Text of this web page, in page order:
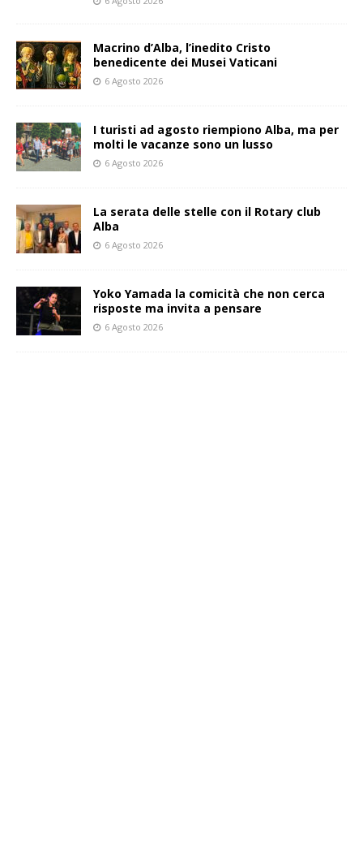
Macrino d’Alba, l’inedito Cristo
benedicente dei Musei Vaticani
6 Agosto 2026
I turisti ad agosto riempiono Alba, ma per
molti le vacanze sono un lusso
6 Agosto 2026
La serata delle stelle con il Rotary club
Alba
6 Agosto 2026
Yoko Yamada la comicità che non cerca
risposte ma invita a pensare
6 Agosto 2026